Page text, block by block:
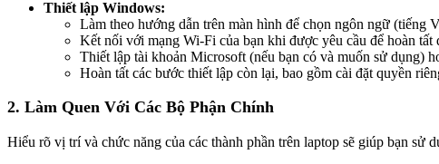
Thiết lập Windows:
Làm theo hướng dẫn trên màn hình để chọn ngôn ngữ (tiếng
Kết nối với mạng Wi-Fi của bạn khi được yêu cầu để hoàn tất
Thiết lập tài khoản Microsoft (nếu bạn có và muốn sử dụng)
Hoàn tất các bước thiết lập còn lại, bao gồm cài đặt quyền
2. Làm Quen Với Các Bộ Phận Chính
Hiểu rõ vị trí và chức năng của các thành phần trên laptop sẽ giúp bạn sử